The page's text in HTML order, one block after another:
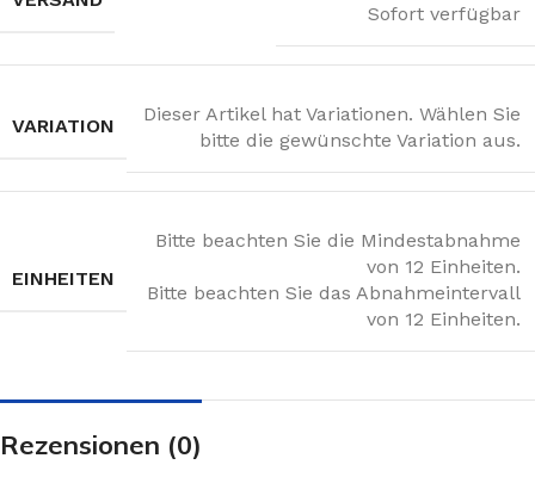
Sofort verfügbar
VARIATION
Dieser Artikel hat Variationen. Wählen Sie
bitte die gewünschte Variation aus.
EINHEITEN
Bitte beachten Sie die Mindestabnahme
von 12 Einheiten.
Bitte beachten Sie das Abnahmeintervall
von 12 Einheiten.
Rezensionen (0)